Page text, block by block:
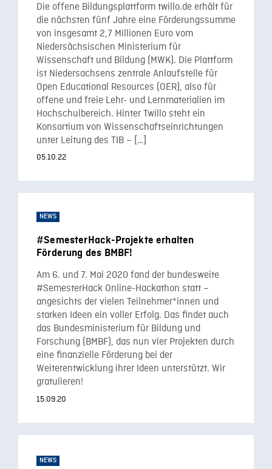
Die offene Bildungsplattform twillo.de erhält für
die nächsten fünf Jahre eine Förderungssumme
von insgesamt 2,7 Millionen Euro vom
Niedersächsischen Ministerium für
Wissenschaft und Bildung (MWK). Die Plattform
ist Niedersachsens zentrale Anlaufstelle für
Open Educational Resources (OER), also für
offene und freie Lehr- und Lernmaterialien im
Hochschulbereich. Hinter Twillo steht ein
Konsortium von Wissenschaftseinrichtungen
unter Leitung des TIB – […]
05.10.22
NEWS
#SemesterHack-Projekte erhalten
Förderung des BMBF!
Am 6. und 7. Mai 2020 fand der bundesweite
#SemesterHack Online-Hackathon statt –
angesichts der vielen Teilnehmer*innen und
starken Ideen ein voller Erfolg. Das findet auch
das Bundesministerium für Bildung und
Forschung (BMBF), das nun vier Projekten durch
eine finanzielle Förderung bei der
Weiterentwicklung ihrer Ideen unterstützt. Wir
gratulieren!
15.09.20
NEWS